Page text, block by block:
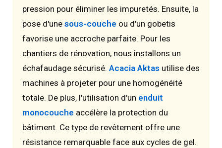
pression pour éliminer les impuretés. Ensuite, la
pose d'une sous-couche ou d'un gobetis
favorise une accroche parfaite. Pour les
chantiers de rénovation, nous installons un
échafaudage sécurisé. Acacia Aktas utilise des
machines à projeter pour une homogénéité
totale. De plus, l'utilisation d'un enduit
monocouche accélère la protection du
bâtiment. Ce type de revêtement offre une
résistance remarquable face aux cycles de gel.